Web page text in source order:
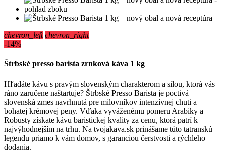
chevron_left chevron_right
-14%
Štrbské presso barista zrnková káva 1 kg
Hľadáte kávu s pravým slovenským charakterom a silou, ktorá vás
ráno zaručene naštartuje? Štrbské Presso Barista je poctivá
slovenská zmes navrhnutá pre milovníkov intenzívnej chuti a
bohatej krémovej peny. Vďaka vyváženému pomeru Arabiky a
Robusty získate kávu baristickej kvality za cenu, ktorá patrí k
najvýhodnejším na trhu. Na tvojakava.sk prinášame túto tatranskú
legendu priamo k vám domov, s garanciou čerstvosti a rýchleho
dodania.